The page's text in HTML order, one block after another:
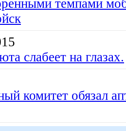
темпами
слабеет на глазах.
комитет обязал